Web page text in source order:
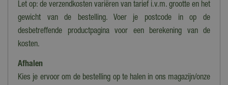
Let op: de verzendkosten variëren van tarief i.v.m. grootte en het
gewicht van de bestelling. Voer je postcode in op de
desbetreffende productpagina voor een berekening van de
kosten.
Afhalen
Kies je ervoor om de bestelling op te halen in ons magazijn/onze